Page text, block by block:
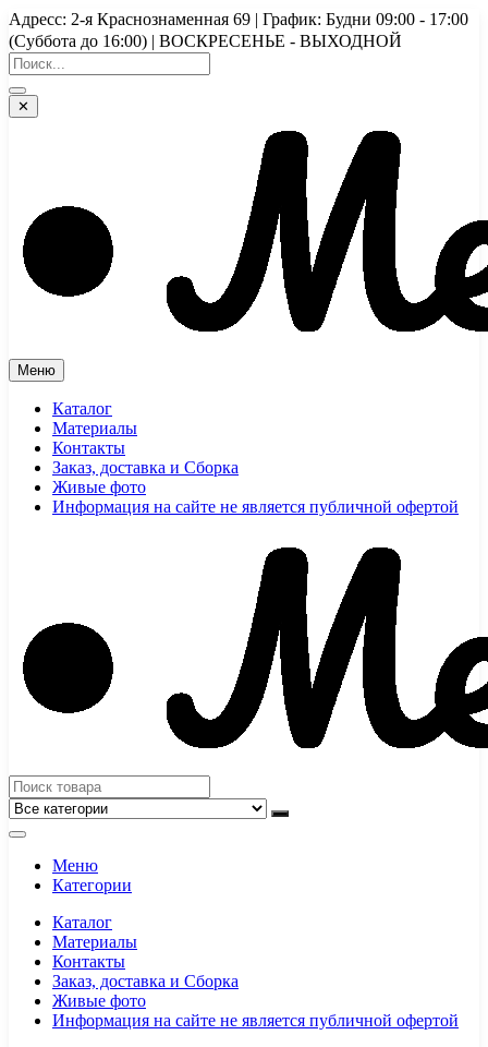
Перейти
к
содержимому
Адресс: 2-я Краснознаменная 69 | График: Будни 09:00 - 17:00
(Суббота до 16:00) | ВОСКРЕСЕНЬЕ - ВЫХОДНОЙ
✕
Меню
Каталог
Материалы
Контакты
Заказ, доставка и Сборка
Живые фото
Информация на сайте не является публичной офертой
Меню
Категории
Каталог
Материалы
Контакты
Заказ, доставка и Сборка
Живые фото
Информация на сайте не является публичной офертой